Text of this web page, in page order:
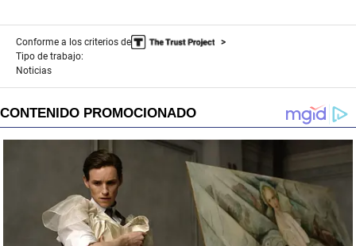
Conforme a los criterios de
Tipo de trabajo:
Noticias